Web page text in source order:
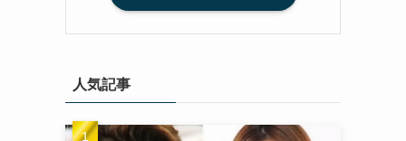
人気記事